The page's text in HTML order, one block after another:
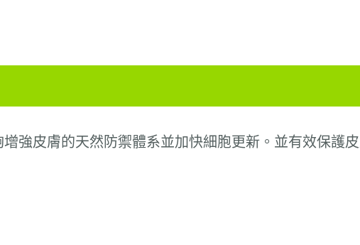
強皮膚的天然防禦體系並加快細胞更新。並有效保護